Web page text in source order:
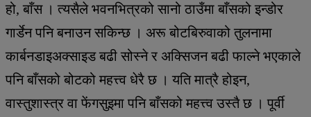
हो, बाँस । त्यसैले भवनभित्रको सानो ठाउँमा बाँसको इन्डोर
गार्डेन पनि बनाउन सकिन्छ । अरू बोटबिरुवाको तुलनामा
कार्बनडाइअक्साइड बढी सोस्ने र अक्सिजन बढी फाल्ने भएकाले
पनि बाँसको बोटको महत्त्व धेरै छ । यति मात्रै होइन,
वास्तुशास्त्र वा फेंगसुइमा पनि बाँसको महत्त्व उस्तै छ । पूर्वी